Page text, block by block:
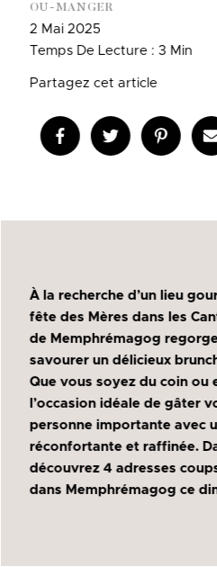
OU-MANGER
2 Mai 2025
Temps De Lecture : 3 Min
Partagez cet article
À la recherche d’un lieu
fête des Mères dans les
de Memphrémagog
savourer un délicieux
Que vous soyez du coin ou
l’occasion idéale de gâter
personne importante avec
réconfortante et raffinée.
découvrez 4 adresses
dans Memphrémagog ce